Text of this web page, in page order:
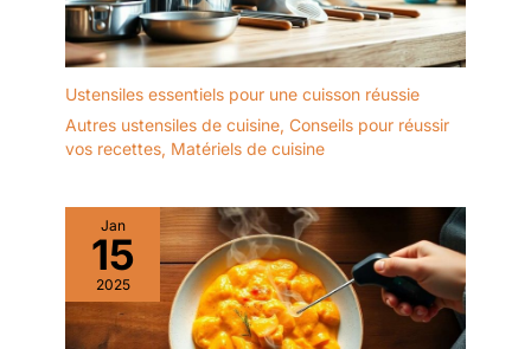
Ustensiles essentiels pour une cuisson réussie
Autres ustensiles de cuisine, Conseils pour réussir
vos recettes, Matériels de cuisine
Jan
15
2025